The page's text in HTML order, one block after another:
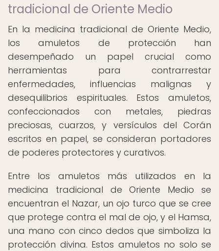
tradicional de Oriente Medio
En la medicina tradicional de Oriente Medio,
los amuletos de protección han
desempeñado un papel crucial como
herramientas para contrarrestar
enfermedades, influencias malignas y
desequilibrios espirituales. Estos amuletos,
confeccionados con metales, piedras
preciosas, cuarzos, y versículos del Corán
escritos en papel, se consideran portadores
de poderes protectores y curativos.
Entre los amuletos más utilizados en la
medicina tradicional de Oriente Medio se
encuentran el Nazar, un ojo turco que se cree
que protege contra el mal de ojo, y el Hamsa,
una mano con cinco dedos que simboliza la
protección divina. Estos amuletos no solo se